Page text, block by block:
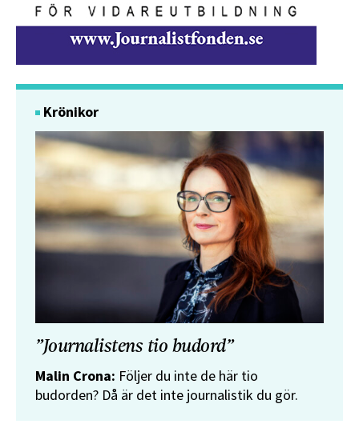
Krönikor
”Journalistens tio budord”
Malin Crona: Följer du inte de här tio
budorden? Då är det inte journalistik du gör.